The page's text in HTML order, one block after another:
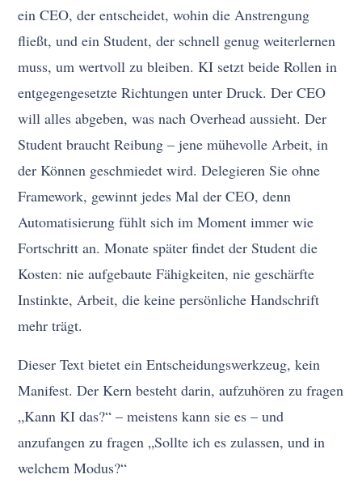
ein CEO, der entscheidet, wohin die Anstrengung
fließt, und ein Student, der schnell genug weiterlernen
muss, um wertvoll zu bleiben. KI setzt beide Rollen in
entgegengesetzte Richtungen unter Druck. Der CEO
will alles abgeben, was nach Overhead aussieht. Der
Student braucht Reibung – jene mühevolle Arbeit, in
der Können geschmiedet wird. Delegieren Sie ohne
Framework, gewinnt jedes Mal der CEO, denn
Automatisierung fühlt sich im Moment immer wie
Fortschritt an. Monate später findet der Student die
Kosten: nie aufgebaute Fähigkeiten, nie geschärfte
Instinkte, Arbeit, die keine persönliche Handschrift
mehr trägt.
Dieser Text bietet ein Entscheidungswerkzeug, kein
Manifest. Der Kern besteht darin, aufzuhören zu fragen
„Kann KI das?“ – meistens kann sie es – und
anzufangen zu fragen „Sollte ich es zulassen, und in
welchem Modus?“